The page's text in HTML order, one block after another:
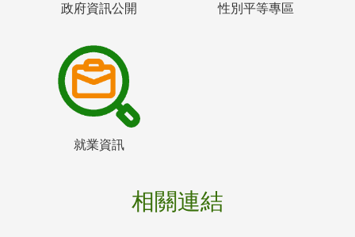
政府資訊公開 性別平等專區
就業資訊
相關連結